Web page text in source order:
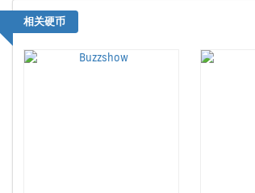
相关硬币